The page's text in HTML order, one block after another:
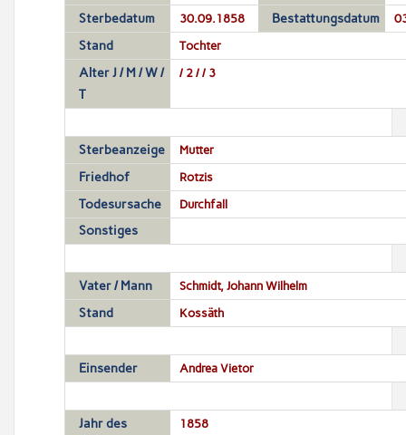
Sterbedatum
30.09.1858 Bestattungsdatum
Stand Tochter
Alter J / M / W /
T
/ 2 / / 3
Sterbeanzeige Mutter
Friedhof Rotzis
Todesursache Durchfall
Sonstiges
Vater / Mann Schmidt, Johann Wilhelm
Stand Kossäth
Einsender Andrea Vietor
Jahr des
1858